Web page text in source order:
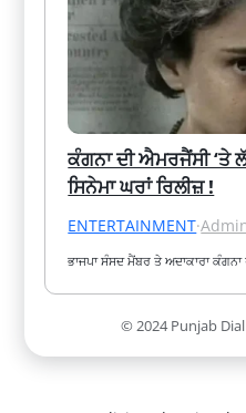
ਕੰਗਨਾ ਦੀ ਐਮਰਜੈਂਸੀ ‘ਤੇ
ਸਿਨੇਮਾ ਘਰਾਂ ਰਿਲੀਜ਼ !
ENTERTAINMENT·
ਭਾਜਪਾ ਸੰਸਦ ਮੈਂਬਰ ਤੇ ਅਦਾਕਾਰਾ
© 2024 Punjab